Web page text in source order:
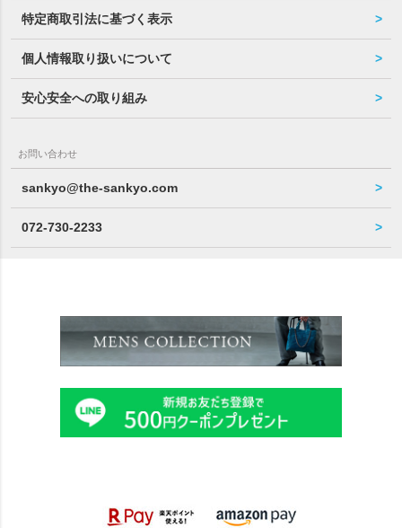
特定商取引法に基づく表示
個人情報取り扱いについて
安心安全への取り組み
お問い合わせ
sankyo@the-sankyo.com
072-730-2233